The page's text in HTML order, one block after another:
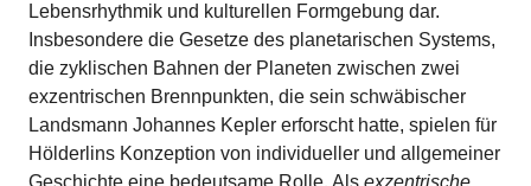
Lebensrhythmik und kulturellen Formgebung dar.
Insbesondere die Gesetze des planetarischen Systems,
die zyklischen Bahnen der Planeten zwischen zwei
exzentrischen Brennpunkten, die sein schwäbischer
Landsmann Johannes Kepler erforscht hatte, spielen für
Hölderlins Konzeption von individueller und allgemeiner
Geschichte eine bedeutsame Rolle. Als exzentrische